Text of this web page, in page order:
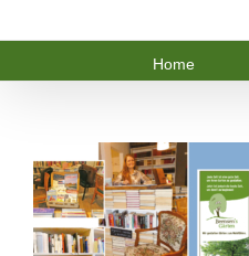
Home